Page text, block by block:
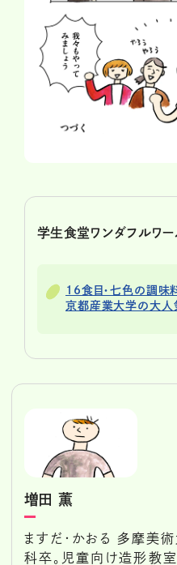
学生食堂ワンダフルワー
16食目・七色の調味
京都産業大学の大人
増田 薫
ますだ・かおる 多摩美術
科卒。児童向け造形教室